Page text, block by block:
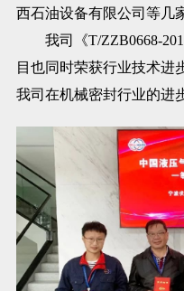
西石油设备有限公司等几
我司《T/ZZB0668-
目也同时荣获行业技术进
我司在机械密封行业的进